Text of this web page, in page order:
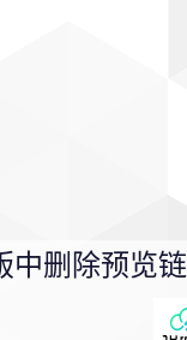
中删除预览